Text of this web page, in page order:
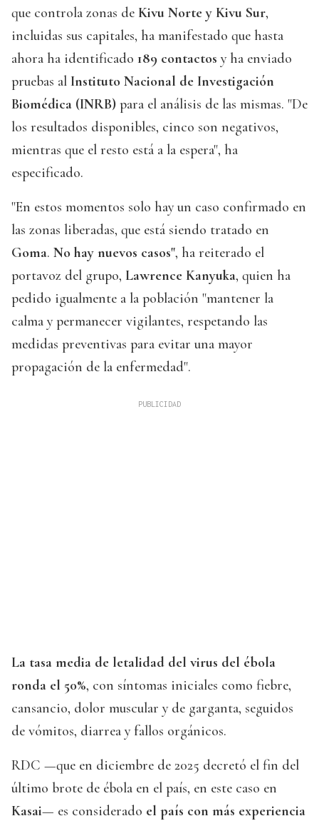
que controla zonas de Kivu Norte y Kivu Sur,
incluidas sus capitales, ha manifestado que hasta
ahora ha identificado 189 contactos y ha enviado
pruebas al Instituto Nacional de Investigación
Biomédica (INRB) para el análisis de las mismas. "De
los resultados disponibles, cinco son negativos,
mientras que el resto está a la espera", ha
especificado.
"En estos momentos solo hay un caso confirmado en
las zonas liberadas, que está siendo tratado en
Goma. No hay nuevos casos", ha reiterado el
portavoz del grupo, Lawrence Kanyuka, quien ha
pedido igualmente a la población "mantener la
calma y permanecer vigilantes, respetando las
medidas preventivas para evitar una mayor
propagación de la enfermedad".
La tasa media de letalidad del virus del ébola
ronda el 50%, con síntomas iniciales como fiebre,
cansancio, dolor muscular y de garganta, seguidos
de vómitos, diarrea y fallos orgánicos.
RDC —que en diciembre de 2025 decretó el fin del
último brote de ébola en el país, en este caso en
Kasai— es considerado el país con más experiencia